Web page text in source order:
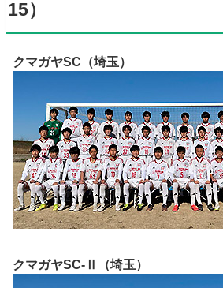
15）
クマガヤSC（埼玉）
クマガヤSC-Ⅱ（埼玉）